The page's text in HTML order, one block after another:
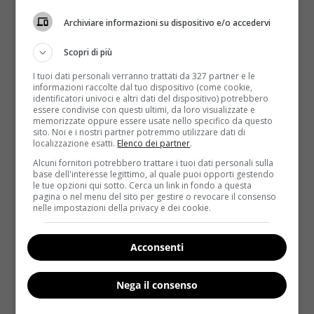
Kids Meals Menu
in ogni caso non ci saranno
più soft drink spillati, malatte scremato, latte
cento. Per il giornale questa mossa risponde alle
pressioni dei comitati per la difesa dei consumatori e
degli attivisti salutisti. In passato infatti
provvedimenti simili sono stati presi anche da
Dunkin’ Donuts(che ha eliminato l’agente
sbiancante nello zucchero a velo delle ciambelle) e da
McDonald’s
(niente più polli allevati usando
antibiotici). L’American Beverage Associationnon
ha rilasciato dichiarazioni riguardo ad un possibile
impatto di questanovità sul fatturato
produzione di bibite. Al contrario ilCentre for
Science in the Public Interestè molto felice: “
soda– ha dettoMargo Wootan, direttore Politiche
nutrizionali –è la principale fonte di calorie nella dieta
dei bambini
Archiviare informazioni su dispositivo e/o accedervi
Scopri di più
I tuoi dati personali verranno trattati da 327 partner e le
informazioni raccolte dal tuo dispositivo (come cookie,
identificatori univoci e altri dati del dispositivo) potrebbero
essere condivise con questi ultimi, da loro visualizzate e
memorizzate oppure essere usate nello specifico da questo
sito. Noi e i nostri partner potremmo utilizzare dati di
localizzazione esatti. Elenco dei partner.
Alcuni fornitori potrebbero trattare i tuoi dati personali sulla
base dell'interesse legittimo, al quale puoi opporti gestendo
le tue opzioni qui sotto. Cerca un link in fondo a questa
pagina o nel menu del sito per gestire o revocare il consenso
nelle impostazioni della privacy e dei cookie.
Acconsenti
Nega il consenso